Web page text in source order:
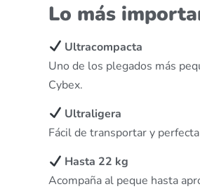
Lo más
Ultracompacta
Uno de los plegados más
Cybex.
Ultraligera
Fácil de transportar y
Hasta 22 kg
Acompaña al peque hasta